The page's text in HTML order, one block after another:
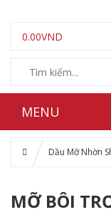
0.00VND
MENU
Dầu Mỡ Nhờn
MỠ BÔI